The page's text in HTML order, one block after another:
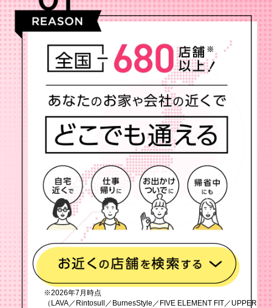
※2026年7月時点
（LAVA／Rintosull／BurnesStyle／FIVE ELEMENT FIT／UPPER